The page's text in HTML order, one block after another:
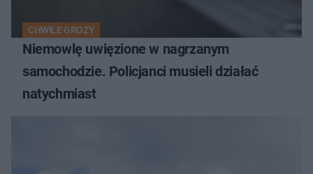
CHWILE GROZY
Niemowlę uwięzione w nagrzanym
samochodzie. Policjanci musieli działać
natychmiast